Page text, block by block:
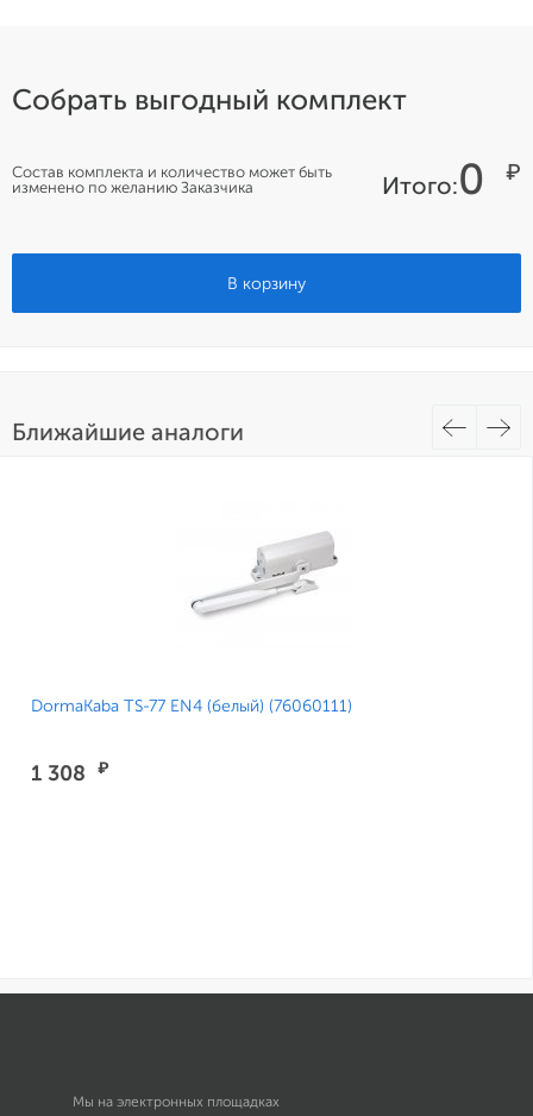
Собрать выгодный комплект
Состав комплекта и количество может быть
изменено по желанию Заказчика
Итого:0 ₽
В корзину
Ближайшие аналоги
DormaKaba TS-77 EN4 (белый) (76060111)
1 308 ₽
Мы на электронных площадках